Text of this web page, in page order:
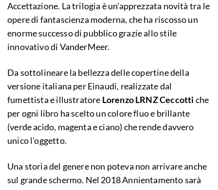
Accettazione. La trilogia è un'apprezzata novità tra le
opere di fantascienza moderna, che ha riscosso un
enorme successo di pubblico grazie allo stile
innovativo di VanderMeer.
Da sottolineare la bellezza delle copertine della
versione italiana per Einaudi, realizzate dal
fumettista e illustratore Lorenzo LRNZ Ceccotti che
per ogni libro ha scelto un colore fluo e brillante
(verde acido, magenta e ciano) che rende davvero
unico l’oggetto.
Una storia del genere non poteva non arrivare anche
sul grande schermo. Nel 2018 Annientamento sarà